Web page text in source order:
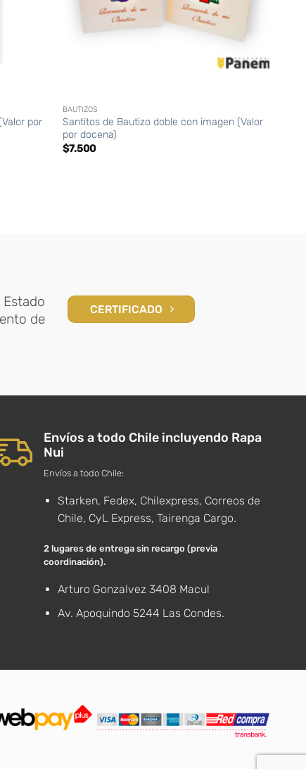
por
BAUTIZOS
Santitos de Bautizo doble con imagen (Valor
por docena)
$7.500
de
CERTIFICADO
Envíos a todo Chile incluyendo Rapa
Nui
Envíos a todo Chile:
Starken, Fedex, Chilexpress, Correos de
Chile, CyL Express, Tairenga Cargo.
2 lugares de entrega sin recargo (previa
coordinación).
Arturo Gonzalvez 3408 Macul
Av. Apoquindo 5244 Las Condes.